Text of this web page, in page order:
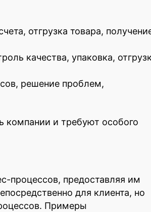
отгрузка товара,
качества, упаковка,
решение проблем,
компании и требуют особого
процессов, предоставляя им
для клиента, но
Примеры